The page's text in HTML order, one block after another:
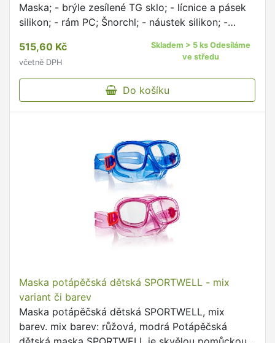
Maska; - brýle zesílené TG sklo; - lícnice a pásek
silikon; - rám PC; Šnorchl; - náustek silikon; -
515,60 Kč
včetně DPH
Skladem > 5 ks Odesíláme
ve středu
Do košíku
Maska potápěčská dětská SPORTWELL - mix
variant či barev
Maska potápěčská dětská SPORTWELL, mix
barev. mix barev: růžová, modrá Potápěčská